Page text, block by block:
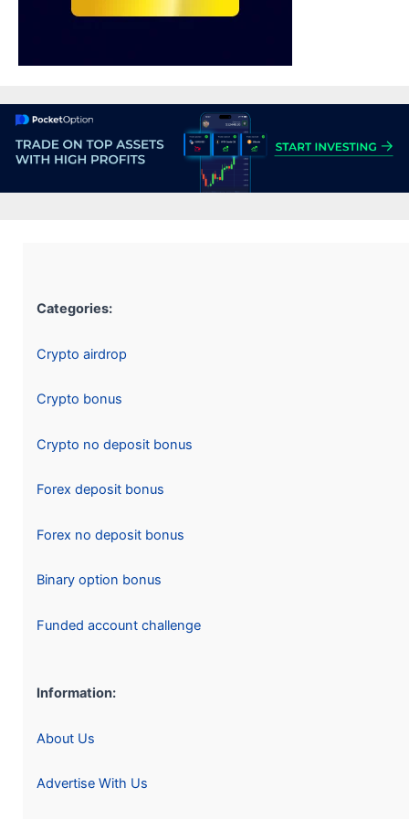
Categories:
Crypto airdrop
Crypto bonus
Crypto no deposit bonus
Forex deposit bonus
Forex no deposit bonus
Binary option bonus
Funded account challenge
Information:
About Us
Advertise With Us